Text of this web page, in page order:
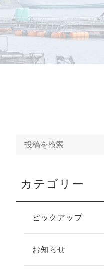
カテゴリー
ピックアップ
お知らせ